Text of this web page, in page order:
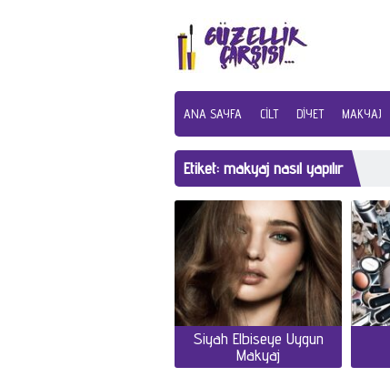
ANA SAYFA CILT DIYET MAKYAJ
Etiket: makyaj nasıl yapılır
Siyah Elbiseye Uygun
Makyaj